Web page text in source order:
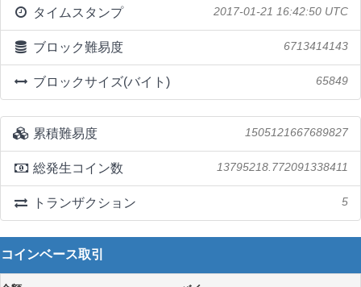
タイムスタンプ 2017-01-21 16:42:50 UTC
ブロック難易度 6713414143
ブロックサイズ(バイト) 65849
累積難易度 1505121667689827
総発生コイン数 13795218.772091338411
トランザクション 5
コインベース取引